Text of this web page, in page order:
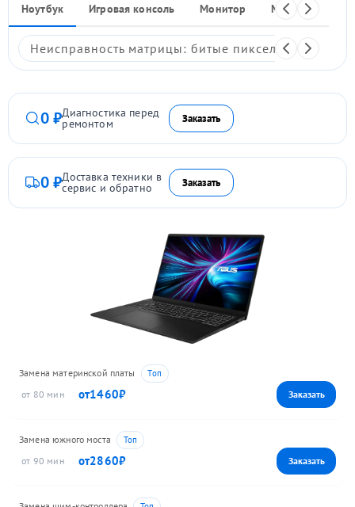
Ноутбук Игровая консоль Монитор Моноблок
Неисправность матрицы: битые пиксели,
0 ₽Диагностика перед
ремонтом Заказать
0 ₽Доставка техники в
сервис и обратно Заказать
Замена материнской платы
80
1460
Замена южного моста
90
2860